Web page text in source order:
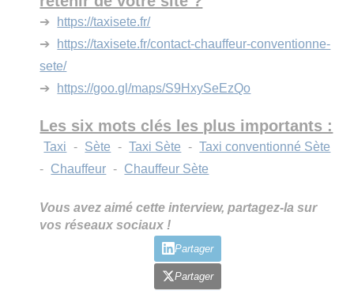
➔
https://taxisete.fr/
➔
https://taxisete.fr/contact-chauffeur-conventionne-
sete/
➔
https://goo.gl/maps/S9HxySeEzQo
Les six mots clés les plus importants :
Taxi - Sète - Taxi Sète - Taxi conventionné Sète
- Chauffeur - Chauffeur Sète
Vous avez aimé cette interview, partagez-la sur
vos réseaux sociaux !
Partager
Partager